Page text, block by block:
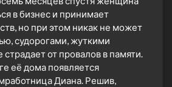
в бизнес и принимает
но при этом никак не может
судорогами, жуткими
от провалов в памяти.
её дома появляется
Диана. Решив,